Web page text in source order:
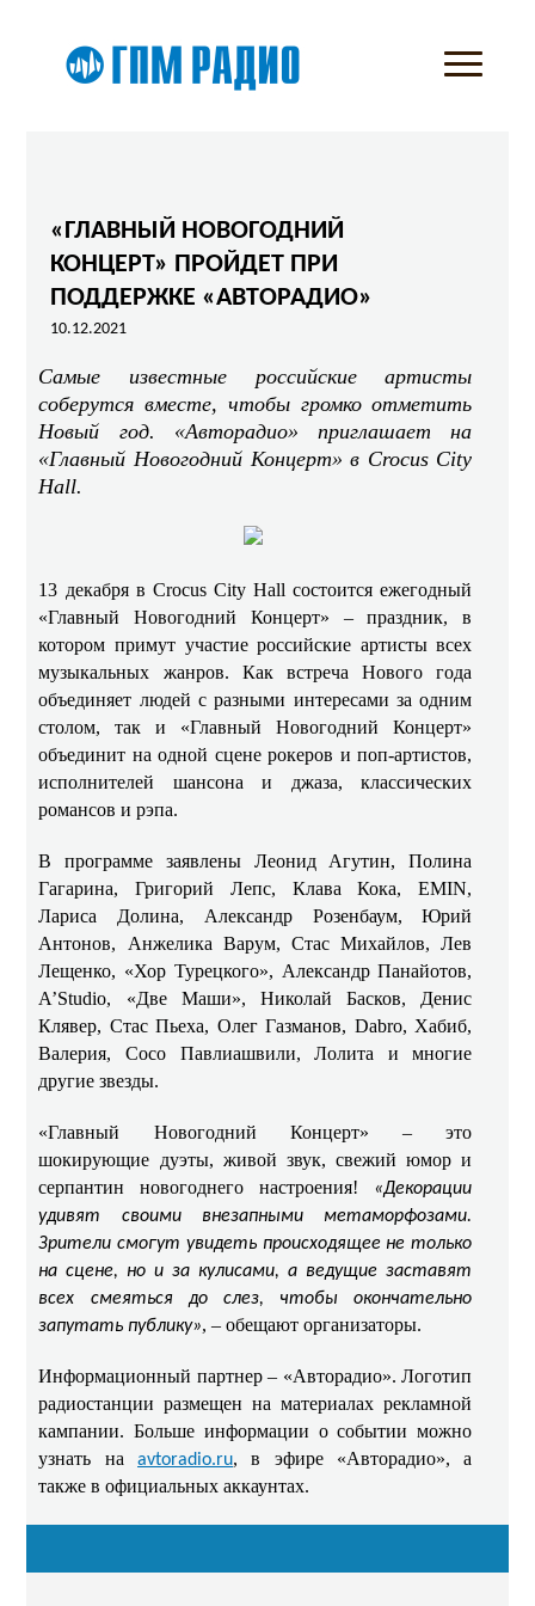
«ГЛАВНЫЙ НОВОГОДНИЙ
КОНЦЕРТ» ПРОЙДЕТ ПРИ
ПОДДЕРЖКЕ «АВТОРАДИО»
10.12.2021
Самые известные российские артисты
соберутся вместе, чтобы громко отметить
Новый год. «Авторадио» приглашает на
«Главный Новогодний Концерт» в Crocus City
Hall.
13 декабря в Crocus City Hall состоится ежегодный
«Главный Новогодний Концерт» – праздник, в
котором примут участие российские артисты всех
музыкальных жанров. Как встреча Нового года
объединяет людей с разными интересами за одним
столом, так и «Главный Новогодний Концерт»
объединит на одной сцене рокеров и поп-артистов,
исполнителей шансона и джаза, классических
романсов и рэпа.
В программе заявлены Леонид Агутин, Полина
Гагарина, Григорий Лепс, Клава Кока, EMIN,
Лариса Долина, Александр Розенбаум, Юрий
Антонов, Анжелика Варум, Стас Михайлов, Лев
Лещенко, «Хор Турецкого», Александр Панайотов,
А’Studio, «Две Маши», Николай Басков, Денис
Клявер, Стас Пьеха, Олег Газманов, Dabro, Хабиб,
Валерия, Сосо Павлиашвили, Лолита и многие
другие звезды.
«Главный Новогодний Концерт» – это
шокирующие дуэты, живой звук, свежий юмор и
серпантин новогоднего настроения! «Декорации
удивят своими внезапными метаморфозами.
Зрители смогут увидеть происходящее не только
на сцене, но и за кулисами, а ведущие заставят
всех смеяться до слез, чтобы окончательно
запутать публику», – обещают организаторы.
Информационный партнер – «Авторадио». Логотип
радиостанции размещен на материалах рекламной
кампании. Больше информации о событии можно
узнать наavtoradio.ru, в эфире «Авторадио», а
также в официальных аккаунтах.